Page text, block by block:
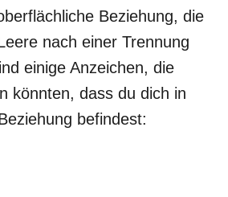
Beziehung, die
nach einer Trennung
einige Anzeichen, die
könnten, dass du dich in
befindest: